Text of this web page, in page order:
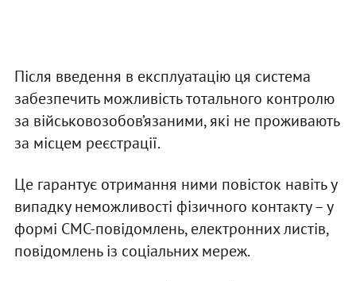
Після введення в експлуатацію ця система
забезпечить можливість тотального контролю
за військовозобов’язаними, які не проживають
за місцем реєстрації.
Це гарантує отримання ними повісток навіть у
випадку неможливості фізичного контакту – у
формі СМС-повідомлень, електронних листів,
повідомлень із соціальних мереж.